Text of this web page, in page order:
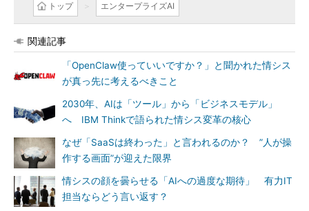
トップ エンタープライズAI
関連記事
「OpenClaw使っていいですか？」と聞かれた情シス
が真っ先に考えるべきこと
2030年、AIは「ツール」から「ビジネスモデル」
へ IBM Thinkで語られた情シス変革の核心
なぜ「SaaSは終わった」と言われるのか？ ”人が操
作する画面”が迎えた限界
情シスの顔を曇らせる「AIへの過度な期待」 有力IT
担当ならどう言い返す？